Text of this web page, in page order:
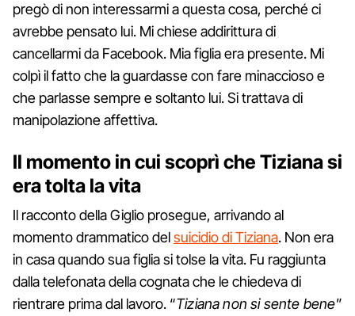
pregò di non interessarmi a questa cosa, perché ci
avrebbe pensato lui. Mi chiese addirittura di
cancellarmi da Facebook. Mia figlia era presente. Mi
colpì il fatto che la guardasse con fare minaccioso e
che parlasse sempre e soltanto lui. Si trattava di
manipolazione affettiva.
Il momento in cui scoprì che Tiziana si
era tolta la vita
Il racconto della Giglio prosegue, arrivando al
momento drammatico delsuicidio di Tiziana. Non era
in casa quando sua figlia si tolse la vita. Fu raggiunta
dalla telefonata della cognata che le chiedeva di
rientrare prima dal lavoro. “Tiziana non si sente bene”